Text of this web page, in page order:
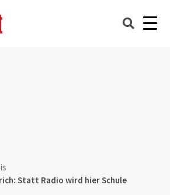
Statt Radio wird hier Schule